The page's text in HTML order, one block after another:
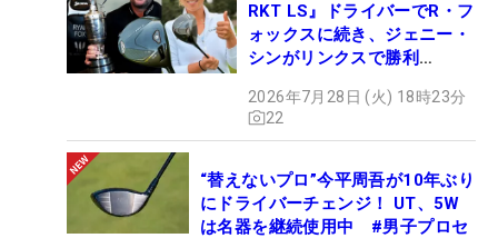
RKT LS』ドライバーでR・フ
ォックスに続き、ジェニー・
シンがリンクスで勝利
2026年7月28日 (火) 18時23分
22
“替えないプロ”今平周吾が10年ぶり
にドライバーチェンジ！ UT、5W
は名器を継続使用中 #男子プロセ